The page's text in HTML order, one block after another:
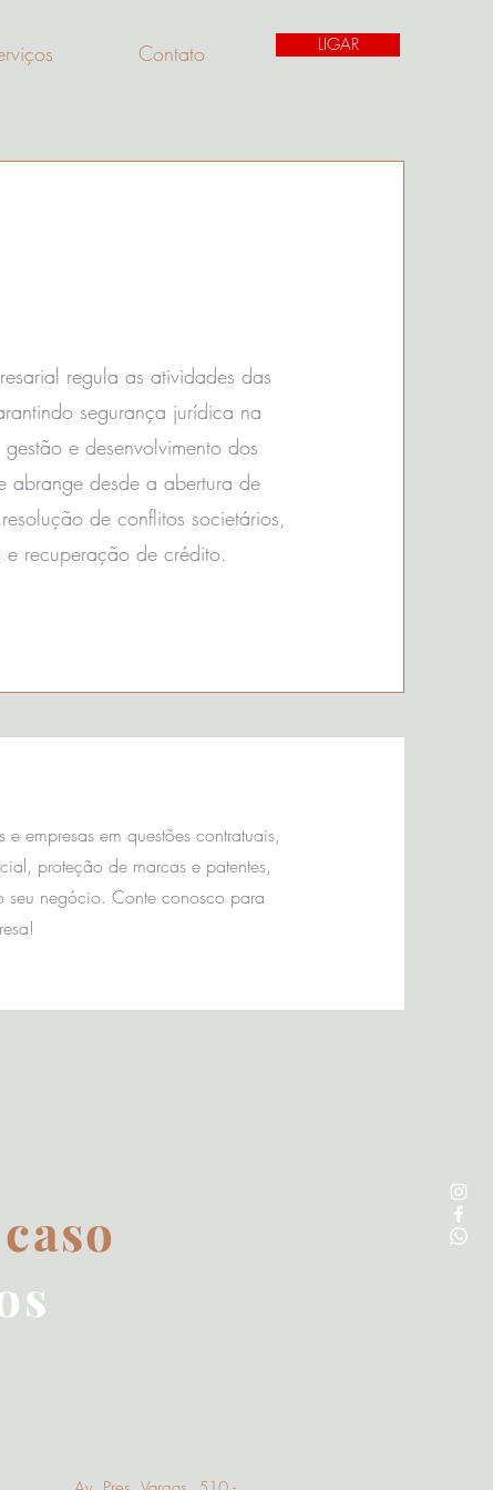
Contato LIGAR
regula as atividades das
segurança jurídica na
e desenvolvimento dos
abrange desde a abertura de
de conflitos societários,
e recuperação de crédito.
empresas em questões contratuais,
proteção de marcas e patentes,
negócio. Conte conosco para